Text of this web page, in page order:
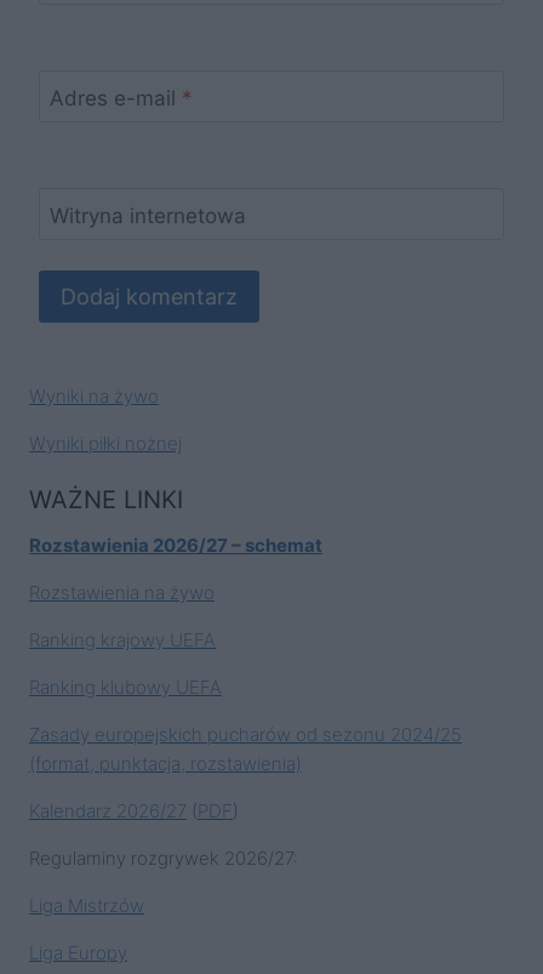
Adres e-mail *
Witryna internetowa
Wyniki na żywo
Wyniki piłki nożnej
WAŻNE LINKI
Rozstawienia 2026/27 – schemat
Rozstawienia na żywo
Ranking krajowy UEFA
Ranking klubowy UEFA
Zasady europejskich pucharów od sezonu 2024/25
(format, punktacja, rozstawienia)
Kalendarz 2026/27 (PDF)
Regulaminy rozgrywek 2026/27:
Liga Mistrzów
Liga Europy